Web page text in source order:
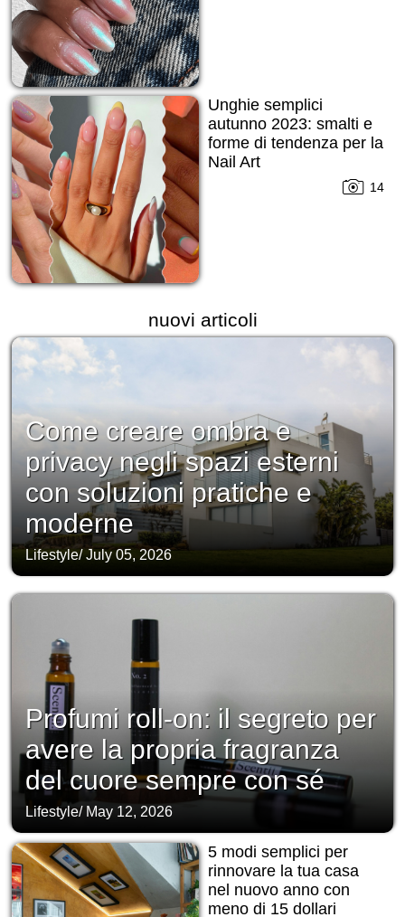
Unghie semplici
autunno 2023: smalti e
forme di tendenza per la
Nail Art
14
nuovi articoli
Come creare ombra e
privacy negli spazi esterni
con soluzioni pratiche e
moderne
Lifestyle/July 05, 2026
Profumi roll-on: il segreto per
avere la propria fragranza
del cuore sempre con sé
Lifestyle/ May 12, 2026
5 modi semplici per
rinnovare la tua casa
nel nuovo anno con
meno di 15 dollari